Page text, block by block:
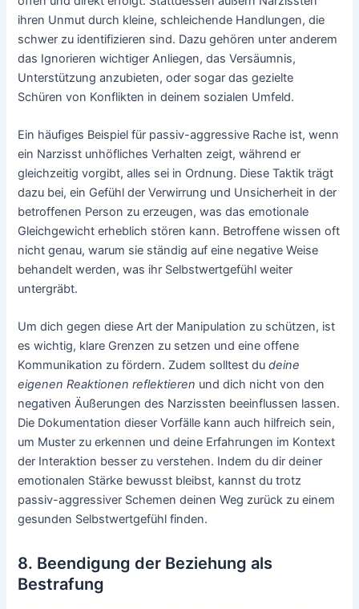
ihren Unmut durch kleine, schleichende Handlungen, die
schwer zu identifizieren sind. Dazu gehören unter anderem
das Ignorieren wichtiger Anliegen, das Versäumnis,
Unterstützung anzubieten, oder sogar das gezielte
Schüren von Konflikten in deinem sozialen Umfeld.
Ein häufiges Beispiel für passiv-aggressive Rache ist, wenn
ein Narzisst unhöfliches Verhalten zeigt, während er
gleichzeitig vorgibt, alles sei in Ordnung. Diese Taktik trägt
dazu bei, ein Gefühl der Verwirrung und Unsicherheit in der
betroffenen Person zu erzeugen, was das emotionale
Gleichgewicht erheblich stören kann. Betroffene wissen oft
nicht genau, warum sie ständig auf eine negative Weise
behandelt werden, was ihr Selbstwertgefühl weiter
untergräbt.
Um dich gegen diese Art der Manipulation zu schützen, ist
es wichtig, klare Grenzen zu setzen und eine offene
Kommunikation zu fördern. Zudem solltest dudeine
eigenen Reaktionen reflektieren und dich nicht von den
negativen Äußerungen des Narzissten beeinflussen lassen.
Die Dokumentation dieser Vorfälle kann auch hilfreich sein,
um Muster zu erkennen und deine Erfahrungen im Kontext
der Interaktion besser zu verstehen. Indem du dir deiner
emotionalen Stärke bewusst bleibst, kannst du trotz
passiv-aggressiver Schemen deinen Weg zurück zu einem
gesunden Selbstwertgefühl finden.
8. Beendigung der Beziehung als
Bestrafung